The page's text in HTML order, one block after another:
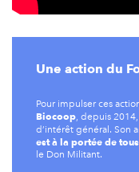
Une action du
Pour impulser ces
Biocoop , depuis
d’intérêt général. Son
est à la portée de tous
le Don Militant.